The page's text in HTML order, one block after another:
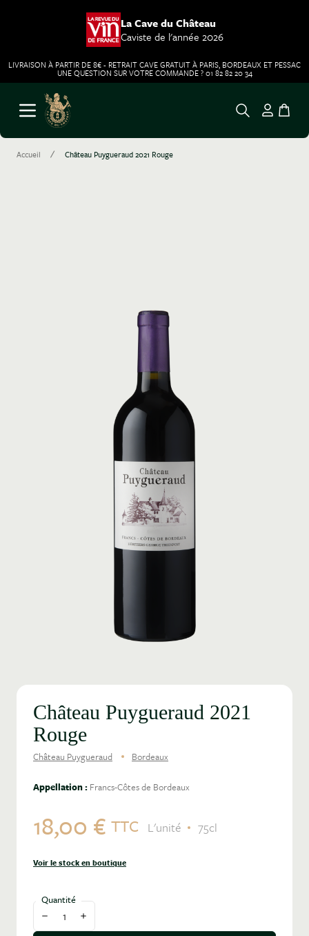
La Cave du Château
Caviste de l'année 2026
LIVRAISON À PARTIR DE 8€ - RETRAIT CAVE GRATUIT À PARIS, BORDEAUX ET PESSAC
UNE QUESTION SUR VOTRE COMMANDE ? 01 82 82 20 34
Aller au contenu
Ouvrir le menu
Accueil / Château Puygueraud 2021 Rouge
Château Puygueraud 2021
Rouge
Château Puygueraud Bordeaux
Appellation : Francs-Côtes de Bordeaux
18,00 € TTC L'unité 75cl
Voir le stock en boutique
Quantité
Diminuer la quantité
Augmenter la quantité